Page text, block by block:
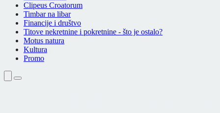
Clipeus Croatorum
Timbar na libar
Financije i društvo
Titove nekretnine i pokretnine - što je ostalo?
Motus natura
Kultura
Promo